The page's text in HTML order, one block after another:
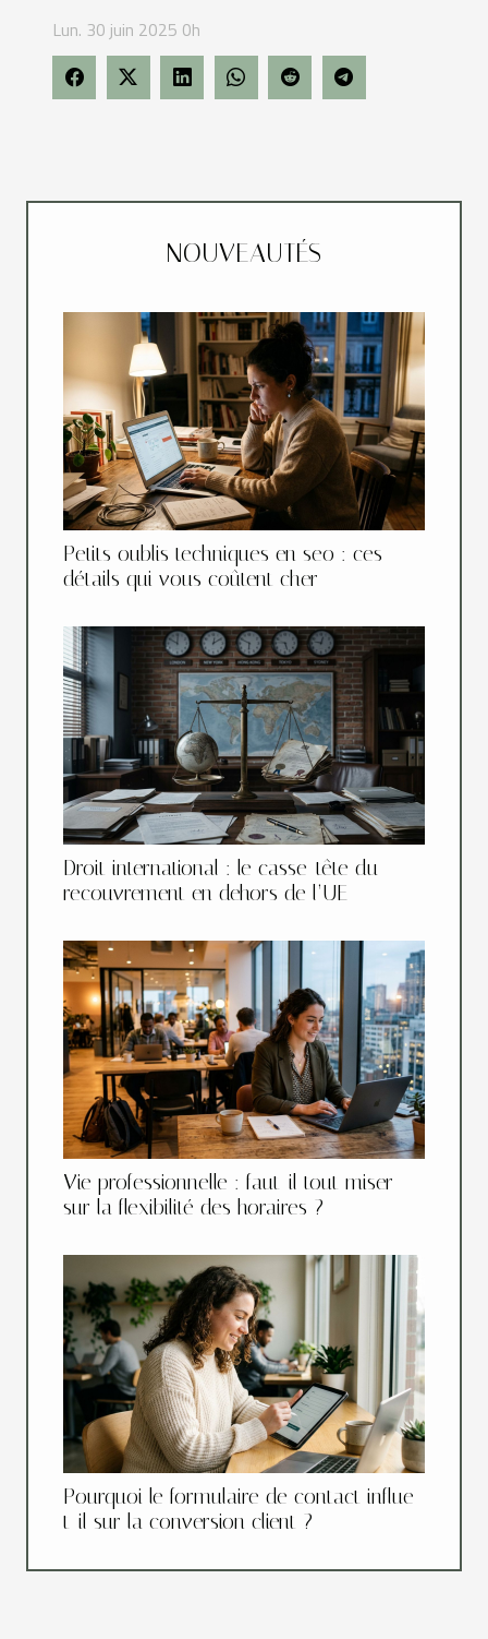
Lun. 30 juin 2025 0h
NOUVEAUTÉS
Petits oublis techniques en seo : ces
détails qui vous coûtent cher
Droit international : le casse-tête du
recouvrement en dehors de l’UE
Vie professionnelle : faut-il tout miser
sur la flexibilité des horaires ?
Pourquoi le formulaire de contact influe-
t-il sur la conversion client ?